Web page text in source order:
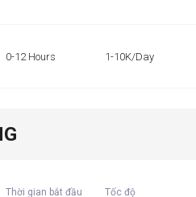
0-12 Hours 1-10K/Day
Thời gian bắt đầu Tốc độ